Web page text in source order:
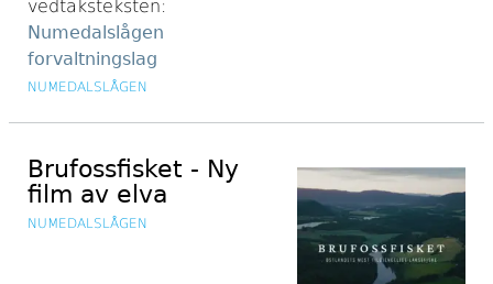
vedtaksteksten:
Numedalslågen
forvaltningslag
NUMEDALSLÅGEN
Brufossfisket - Ny
film av elva
NUMEDALSLÅGEN